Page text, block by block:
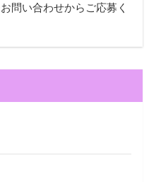
問い合わせからご応募く